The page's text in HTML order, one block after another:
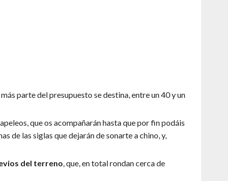
parte del presupuesto se destina, entre un 40 y un
que os acompañarán hasta que por fin podáis
de las siglas que dejarán de sonarte a chino, y,
del terreno, que, en total rondan cerca de